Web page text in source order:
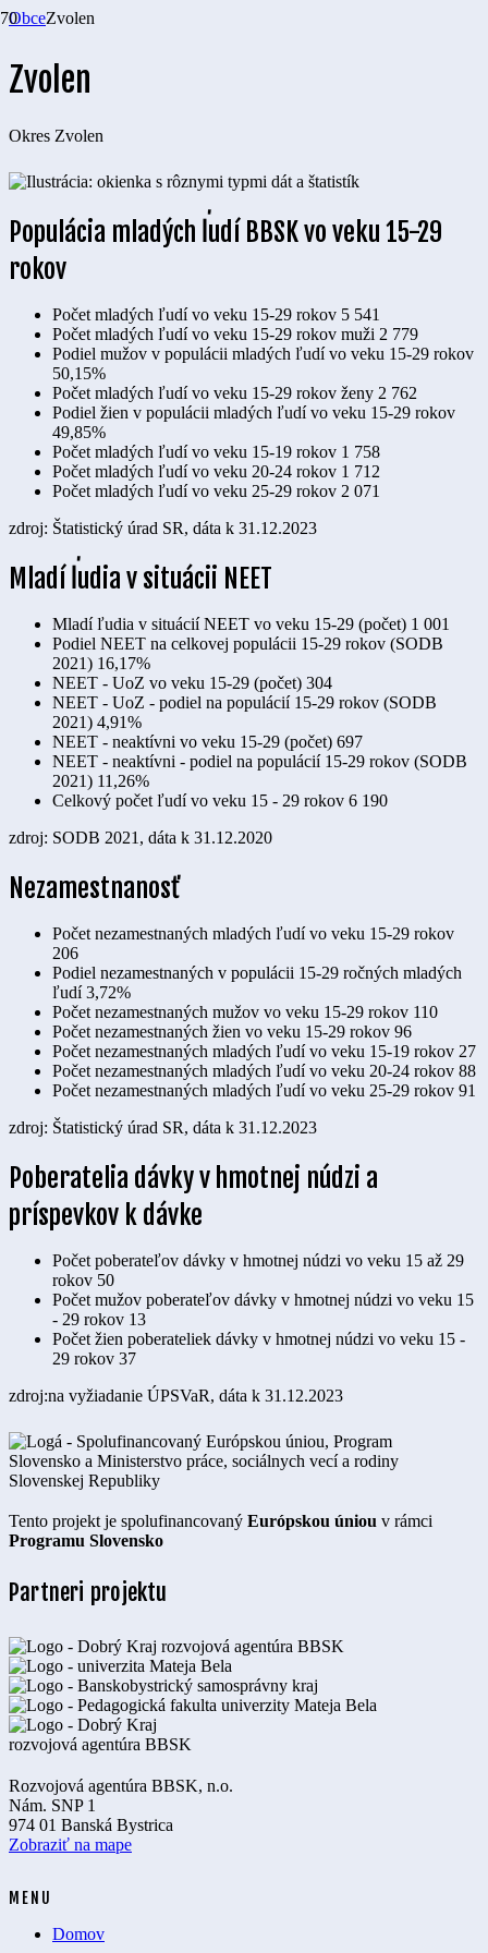
ObceZvolen
Zvolen
Okres Zvolen
Populácia mladých ľudí BBSK vo veku 15-29
rokov
Počet mladých ľudí vo veku 15-29 rokov 5 541
Počet mladých ľudí vo veku 15-29 rokov muži 2 779
Podiel mužov v populácii mladých ľudí vo veku 15-29 rokov
50,15%
Počet mladých ľudí vo veku 15-29 rokov ženy 2 762
Podiel žien v populácii mladých ľudí vo veku 15-29 rokov
49,85%
Počet mladých ľudí vo veku 15-19 rokov 1 758
Počet mladých ľudí vo veku 20-24 rokov 1 712
Počet mladých ľudí vo veku 25-29 rokov 2 071
zdroj: Štatistický úrad SR, dáta k 31.12.2023
Mladí ľudia v situácii NEET
Mladí ľudia v situácií NEET vo veku 15-29 (počet) 1 001
Podiel NEET na celkovej populácii 15-29 rokov (SODB
2021) 16,17%
NEET - UoZ vo veku 15-29 (počet) 304
NEET - UoZ - podiel na populácií 15-29 rokov (SODB
2021) 4,91%
NEET - neaktívni vo veku 15-29 (počet) 697
NEET - neaktívni - podiel na populácií 15-29 rokov (SODB
2021) 11,26%
Celkový počet ľudí vo veku 15 - 29 rokov 6 190
zdroj: SODB 2021, dáta k 31.12.2020
Nezamestnanosť
Počet nezamestnaných mladých ľudí vo veku 15-29 rokov
206
Podiel nezamestnaných v populácii 15-29 ročných mladých
ľudí 3,72%
Počet nezamestnaných mužov vo veku 15-29 rokov 110
Počet nezamestnaných žien vo veku 15-29 rokov 96
Počet nezamestnaných mladých ľudí vo veku 15-19 rokov 27
Počet nezamestnaných mladých ľudí vo veku 20-24 rokov 88
Počet nezamestnaných mladých ľudí vo veku 25-29 rokov 91
zdroj: Štatistický úrad SR, dáta k 31.12.2023
Poberatelia dávky v hmotnej núdzi a
príspevkov k dávke
Počet poberateľov dávky v hmotnej núdzi vo veku 15 až 29
rokov 50
Počet mužov poberateľov dávky v hmotnej núdzi vo veku 15
- 29 rokov 13
Počet žien poberateliek dávky v hmotnej núdzi vo veku 15 -
29 rokov 37
zdroj:na vyžiadanie ÚPSVaR, dáta k 31.12.2023
Tento projekt je spolufinancovaný Európskou úniou v rámci
Programu Slovensko
Partneri projektu
Rozvojová agentúra BBSK, n.o.
Nám. SNP 1
974 01 Banská Bystrica
Zobraziť na mape
MENU
Domov